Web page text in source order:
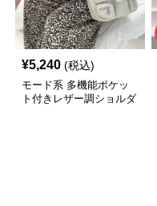
¥5,240 (税込)
モード系 多機能ポケッ
ト付きレザー調ショルダ